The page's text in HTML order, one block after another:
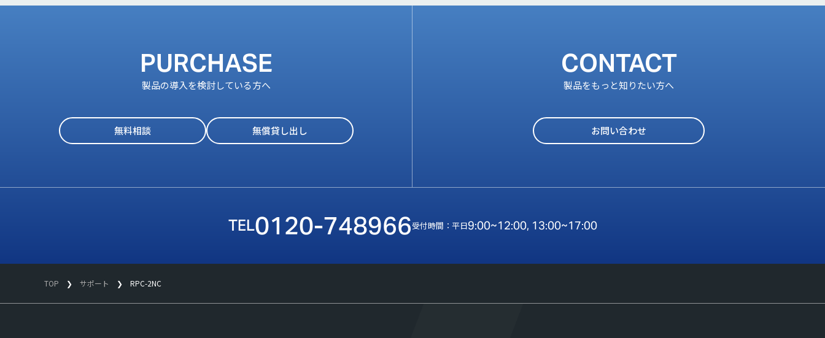
PURCHASE
製品の導入を検討している方へ
無料相談 無償貸し出し
CONTACT
製品をもっと知りたい方へ
お問い合わせ
0120-748966受付時間：平日9:00~12:00, 13:00~17:00
TOP サポート RPC-2NC